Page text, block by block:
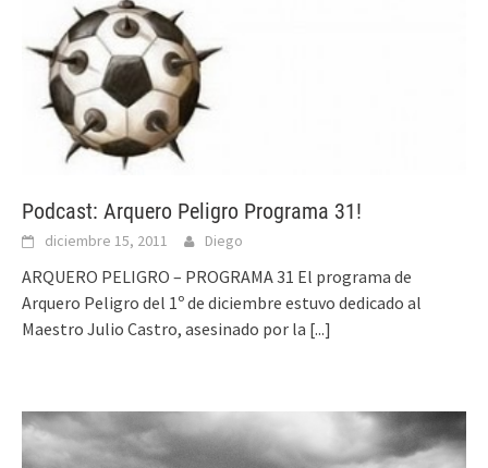
Podcast: Arquero Peligro Programa 31!
diciembre 15, 2011 Diego
ARQUERO PELIGRO – PROGRAMA 31 El programa de
Arquero Peligro del 1º de diciembre estuvo dedicado al
Maestro Julio Castro, asesinado por la [...]